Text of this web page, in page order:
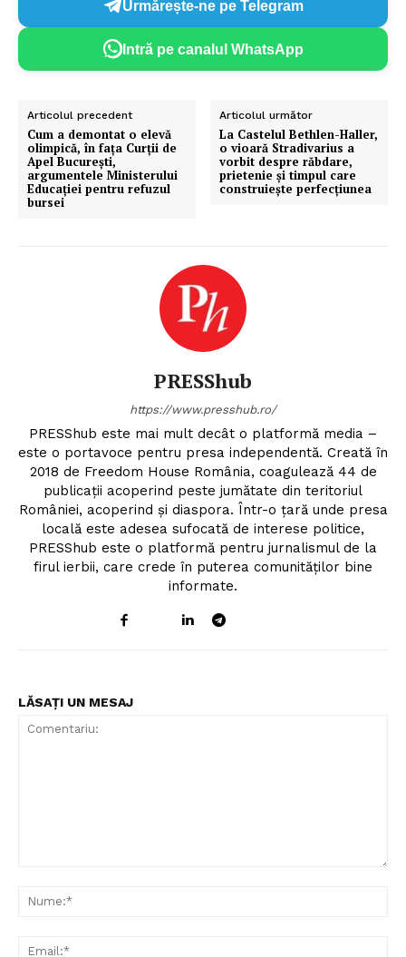
Urmărește-ne pe Telegram
Intră pe canalul WhatsApp
Articolul precedent
Cum a demontat o elevă
olimpică, în fața Curții de
Apel București,
argumentele Ministerului
Educației pentru refuzul
bursei
Articolul următor
La Castelul Bethlen-Haller,
o vioară Stradivarius a
vorbit despre răbdare,
prietenie și timpul care
construiește perfecțiunea
PRESShub
https://www.presshub.ro/
PRESShub este mai mult decât o platformă media –
este o portavoce pentru presa independentă. Creată în
2018 de Freedom House România, coagulează 44 de
publicații acoperind peste jumătate din teritoriul
României, acoperind și diaspora. Într-o țară unde presa
locală este adesea sufocată de interese politice,
PRESShub este o platformă pentru jurnalismul de la
firul ierbii, care crede în puterea comunităților bine
informate.
LĂSAȚI UN MESAJ